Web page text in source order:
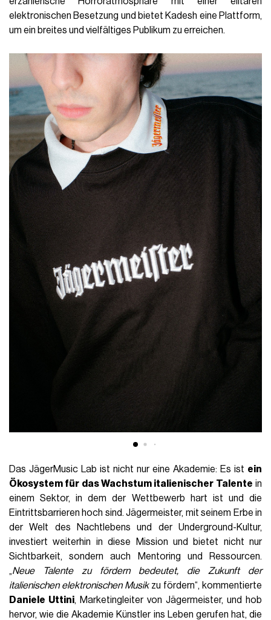
elektronischen Besetzung und bietet Kadesh eine Plattform,
um ein breites und vielfältiges Publikum zu erreichen.
Das JägerMusic Lab ist nicht nur eine Akademie: Es ist ein
Ökosystem für das Wachstum italienischer Talente in
einem Sektor, in dem der Wettbewerb hart ist und die
Eintrittsbarrieren hoch sind. Jägermeister, mit seinem Erbe in
der Welt des Nachtlebens und der Underground-Kultur,
investiert weiterhin in diese Mission und bietet nicht nur
Sichtbarkeit, sondern auch Mentoring und Ressourcen.
„Neue Talente zu fördern bedeutet, die Zukunft der
italienischen elektronischen Musikzu fördern“, kommentierte
Daniele Uttini, Marketingleiter von Jägermeister, und hob
hervor, wie die Akademie Künstler ins Leben gerufen hat, die